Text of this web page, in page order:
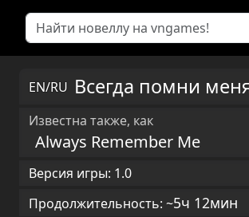
EN/RU Всегда помни
Известна также, как
Always Remember Me
Версия игры: 1.0
Продолжительность: ~5ч 12мин